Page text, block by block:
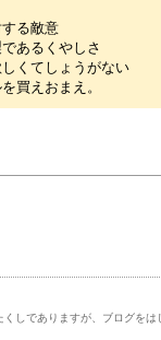
る敵意
あるくやしさ
くてしょうがない
買えおまえ。
しでありますが、ブログを